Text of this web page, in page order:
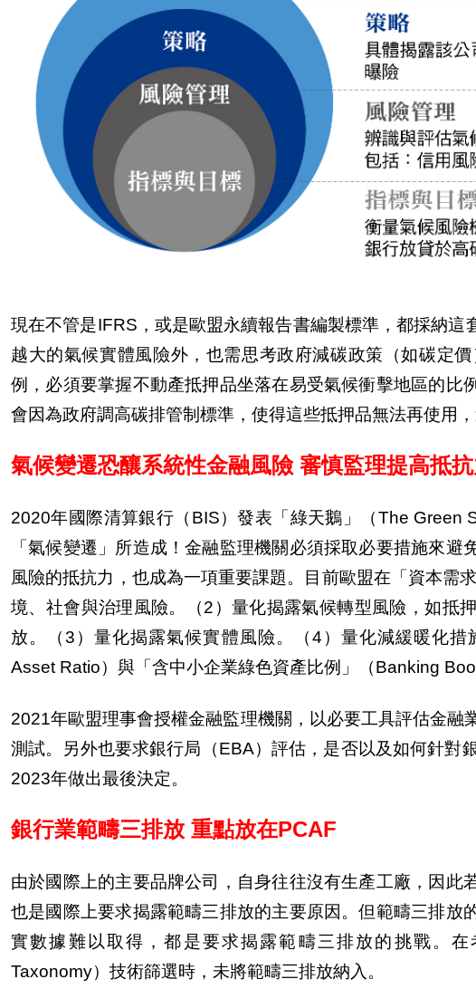
現在不管是IFRS ，或是歐盟永續報告書編製標準，都採納
越大的氣候實體風險外，也需思考政府減碳政策（如碳定
例，必須要掌握不動產抵押品坐落在易受氣候衝擊地區的
會因為政府調高碳排管制標準，使得這些抵押品無法再使用
氣候變遷恐釀系統性金融風險 審慎監理提高抵
2020年國際清算銀行（ BIS）發表「綠天鵝」（The Green
「氣候變遷」所造成！金融監理機關必須採取必要措施來
風險的抵抗力，也成為一項重要課題。目前歐盟在「資本需求
境、社會與治理風險。（2 ）量化揭露氣候轉型風險，如抵
放。（3 ）量化揭露氣候實體風險。（4 ）量化減緩暖化措
Asset Ratio）與「含中小企業綠色資產比例」（Banking
2021年歐盟理事會授權金融監理機關，以必要工具評估金融
測試。另外也要求銀行局（EBA）評估，是否以及如何針對
2023年做出最後決定。
銀行業範疇三排放 重點放在PCAF
由於國際上的主要品牌公司，自身往往沒有生產工廠，因
也是國際上要求揭露範疇三排放的主要原因。但範疇三排
實數據難以取得，都是要求揭露範疇三排放的挑戰。
Taxonomy）技術篩選時，未將範疇三排放納入。